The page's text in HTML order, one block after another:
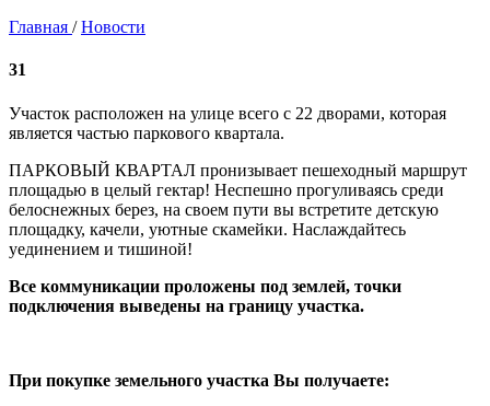
Главная / Новости
31
Участок расположен на улице всего с 22 дворами, которая
является частью паркового квартала.
ПАРКОВЫЙ КВАРТАЛ пронизывает пешеходный маршрут
площадью в целый гектар! Неспешно прогуливаясь среди
белоснежных берез, на своем пути вы встретите детскую
площадку, качели, уютные скамейки. Наслаждайтесь
уединением и тишиной!
Все коммуникации проложены под землей, точки
подключения выведены на границу участка.
При покупке земельного участка Вы получаете: